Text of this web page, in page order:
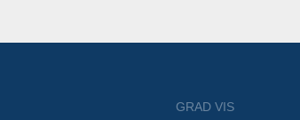
GRAD VIS